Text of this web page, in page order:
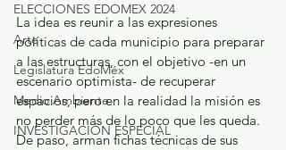
ELECCIONES EDOMEX 2024
Arte
Legislatura EdoMéx
Medio Ambiente
INVESTIGACIÓN ESPECIAL
La idea es reunir a las expresiones
políticas de cada municipio para preparar
a las estructuras, con el objetivo -en un
escenario optimista- de recuperar
espacios, pero en la realidad la misión es
no perder más de lo poco que les queda.
De paso, arman fichas técnicas de sus